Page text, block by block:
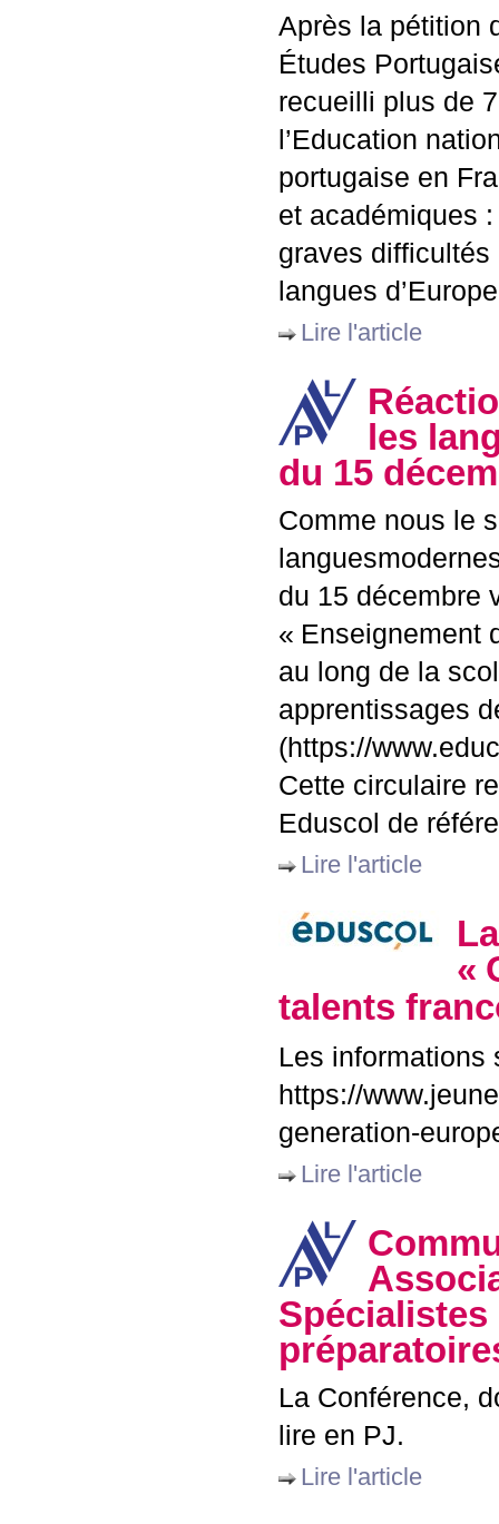
Après la pétition
Études
recueilli plus de
l’Education
portugaise en
et académiques
graves difficultés
langues
Lire l'article
les
du 15
Comme nous le
du 15 décembre
« Enseignement
au long de la
apprentissages
(https://
Cette circulaire
Eduscol de
Lire l'article
«
talents
Les informations
https://
generation-
Lire l'article
La Conférence,
lire en PJ.
Lire l'article